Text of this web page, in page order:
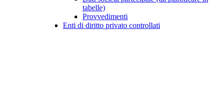
tabelle)
Provvedimenti
Enti di diritto privato controllati